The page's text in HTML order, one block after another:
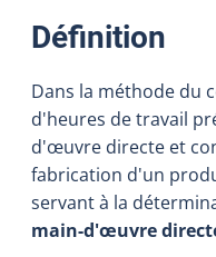
Définition
Dans la méthode du
d'heures de travail
d'œuvre directe et
fabrication d'un
servant à la
main-d'œuvre